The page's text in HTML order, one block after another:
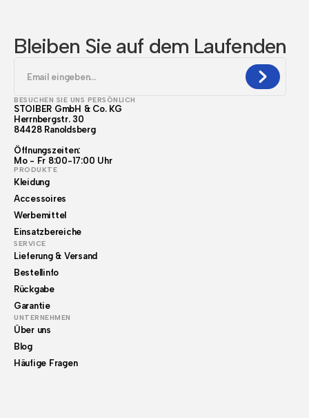
Bleiben Sie auf dem Laufenden
BESUCHEN SIE UNS PERSÖNLICH
STOIBER GmbH & Co. KG
Herrnbergstr. 30
84428 Ranoldsberg
Öffnungszeiten:
Mo - Fr 8:00-17:00 Uhr
PRODUKTE
Kleidung
Accessoires
Werbemittel
Einsatzbereiche
SERVICE
Lieferung & Versand
Bestellinfo
Rückgabe
Garantie
UNTERNEHMEN
Über uns
Blog
Häufige Fragen